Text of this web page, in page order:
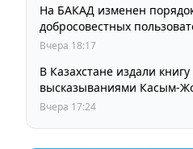
На БАКАД изменен
добросовестных
остается прежней
Вчера 18:17
В Казахстане издали
высказываниями Касым-
Вчера 17:24